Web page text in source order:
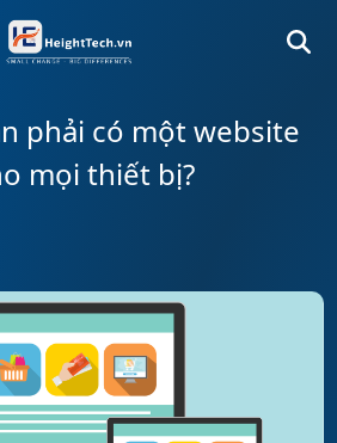
phải có một website
mọi thiết bị?